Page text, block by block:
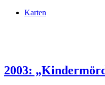
Karten
2003: